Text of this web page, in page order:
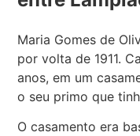
Maria Gomes de
por volta de 1911.
anos, em um
o seu primo que
O casamento era